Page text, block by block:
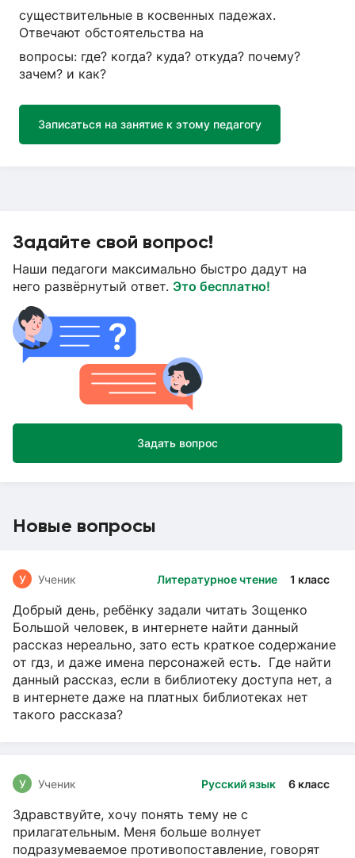
существительные в косвенных падежах.
Отвечают обстоятельства на
вопросы: где? когда? куда? откуда? почему?
зачем? и как?
Записаться на занятие к этому педагогу
Задайте свой вопрос!
Наши педагоги максимально быстро дадут на
него развёрнутый ответ. Это бесплатно!
Задать вопрос
Новые вопросы
Литературное чтение 1 класс
У Ученик
Добрый день, ребёнку задали читать Зощенко
Большой человек, в интернете найти данный
рассказ нереально, зато есть краткое содержание
от гдз, и даже имена персонажей есть. Где найти
данный рассказ, если в библиотеку доступа нет, а
в интернете даже на платных библиотеках нет
такого рассказа?
Русский язык 6 класс
У Ученик
Здравствуйте, хочу понять тему не с
прилагательным. Меня больше волнует
подразумеваемое противопоставление, говорят